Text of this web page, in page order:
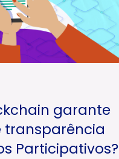
garante
transparência
Participativos?